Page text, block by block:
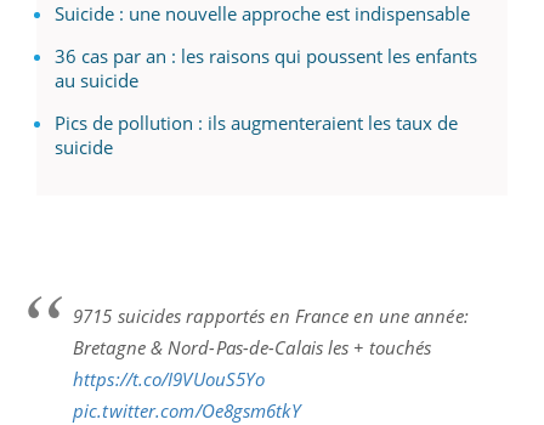
Suicide : une nouvelle approche est indispensable
36 cas par an : les raisons qui poussent les enfants
au suicide
Pics de pollution : ils augmenteraient les taux de
suicide
9715 suicides rapportés en France en une année:
Bretagne & Nord-Pas-de-Calais les + touchés
https://t.co/I9VUouS5Yo
pic.twitter.com/Oe8gsm6tkY